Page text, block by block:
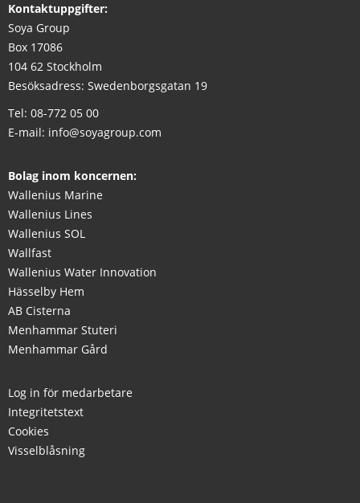
Kontaktuppgifter:
Soya Group
Box 17086
104 62 Stockholm
Besöksadress: Swedenborgsgatan 19
Tel: 08-772 05 00
E-mail: info@soyagroup.com
Bolag inom koncernen:
Wallenius Marine
Wallenius Lines
Wallenius SOL
Wallfast
Wallenius Water Innovation
Hässelby Hem
AB Cisterna
Menhammar Stuteri
Menhammar Gård
Log in för medarbetare
Integritetstext
Cookies
Visselblåsning